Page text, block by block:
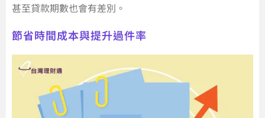
甚至貸款期數也會有差別。
節省時間成本與提升過件率